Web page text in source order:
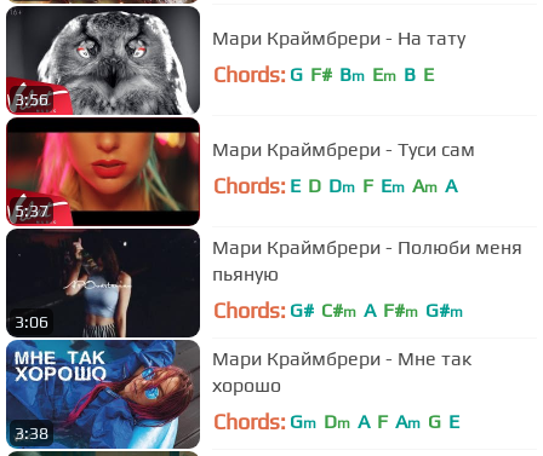
3:56
Мари Краймбрери - На тату
Chords: G F# Bm Em B E
5:37
Мари Краймбрери - Туси сам
Chords: E D Dm F Em Am A
3:06
Мари Краймбрери - Полюби меня
пьяную
Chords: G# C#m A F#m G#m
3:38
Мари Краймбрери - Мне так
хорошо
Chords: Gm Dm A F Am G E